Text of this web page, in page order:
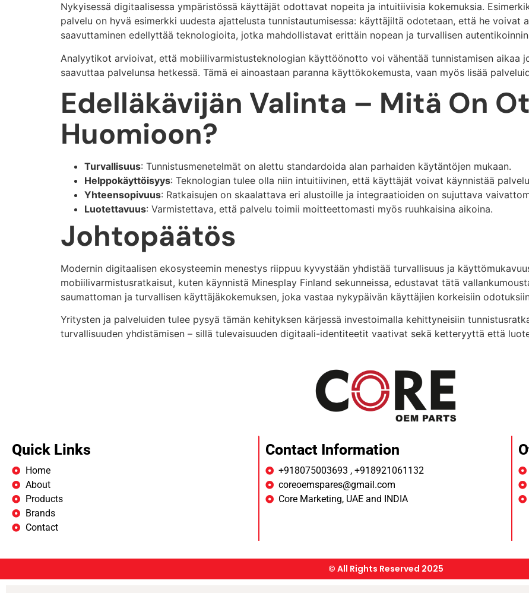
Nykyisessä digitaalisessa ympäristössä käyttäjät odottavat nopeita ja intuitiivisia kokemuksia.
palvelu on hyvä esimerkki uudesta ajattelusta tunnistautumisessa: käyttäjiltä odotetaan, että he voivat
saavuttaminen edellyttää teknologioita, jotka mahdollistavat erittäin nopean ja turvallisen
Analyytikot arvioivat, että mobiilivarmistusteknologian käyttöönotto voi vähentää tunnistamisen aikaa
saavuttaa palvelunsa hetkessä. Tämä ei ainoastaan paranna käyttökokemusta, vaan myös lisää
Edelläkävijän Valinta – Mitä On
Huomioon?
Turvallisuus: Tunnistusmenetelmät on alettu standardoida alan parhaiden käytäntöjen mukaan.
Helppokäyttöisyys: Teknologian tulee olla niin intuitiivinen, että käyttäjät voivat käynnistää
Yhteensopivuus: Ratkaisujen on skaalattava eri alustoille ja integraatioiden on sujuttava
Luotettavuus: Varmistettava, että palvelu toimii moitteettomasti myös ruuhkaisina aikoina.
Johtopäätös
Modernin digitaalisen ekosysteemin menestys riippuu kyvystään yhdistää turvallisuus ja
mobiilivarmistusratkaisut, kuten käynnistä Minesplay Finland sekunneissa, edustavat tätä
saumattoman ja turvallisen käyttäjäkokemuksen, joka vastaa nykypäivän käyttäjien korkeisiin
Yritysten ja palveluiden tulee pysyä tämän kehityksen kärjessä investoimalla kehittyneisiin
turvallisuuden yhdistämisen – sillä tulevaisuuden digitaali-identiteetit vaativat sekä ketteryyttä että
Quick Links
Home
About
Products
Brands
Contact
Contact Information
+918075003693 , +918921061132
coreoemspares@gmail.com
Core Marketing, UAE and INDIA
© All Rights Reserved 2025